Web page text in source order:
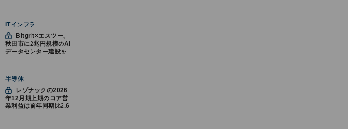
ITインフラ
秋田市に2兆円規模のAI
データセンター建設を
半導体
年12月期上期のコア営
業利益は前年同期比2.6